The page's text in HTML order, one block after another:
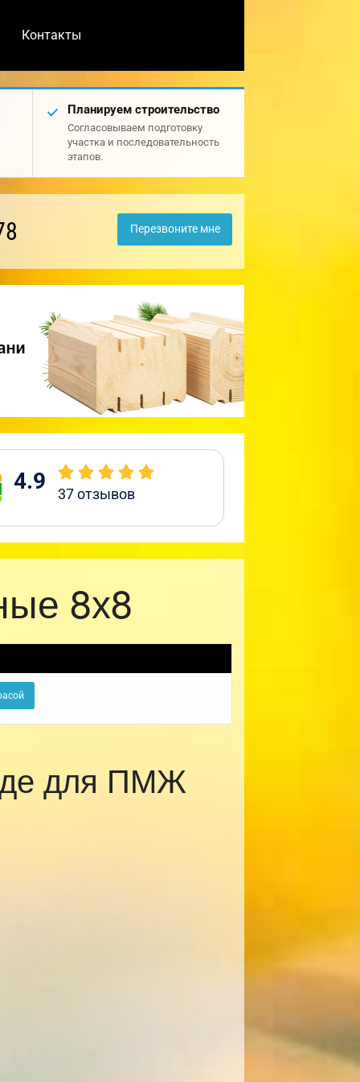
Контакты
Планируем строительство
Согласовываем подготовку
участка и последовательность
этапов.
Перезвоните мне
4.9 37отзывов
8х8
для ПМЖ